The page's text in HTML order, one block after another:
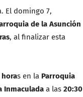
El domingo 7,
de la Asunción
, al finalizar esta
horas en la Parroquia
Inmaculada a las 20:30